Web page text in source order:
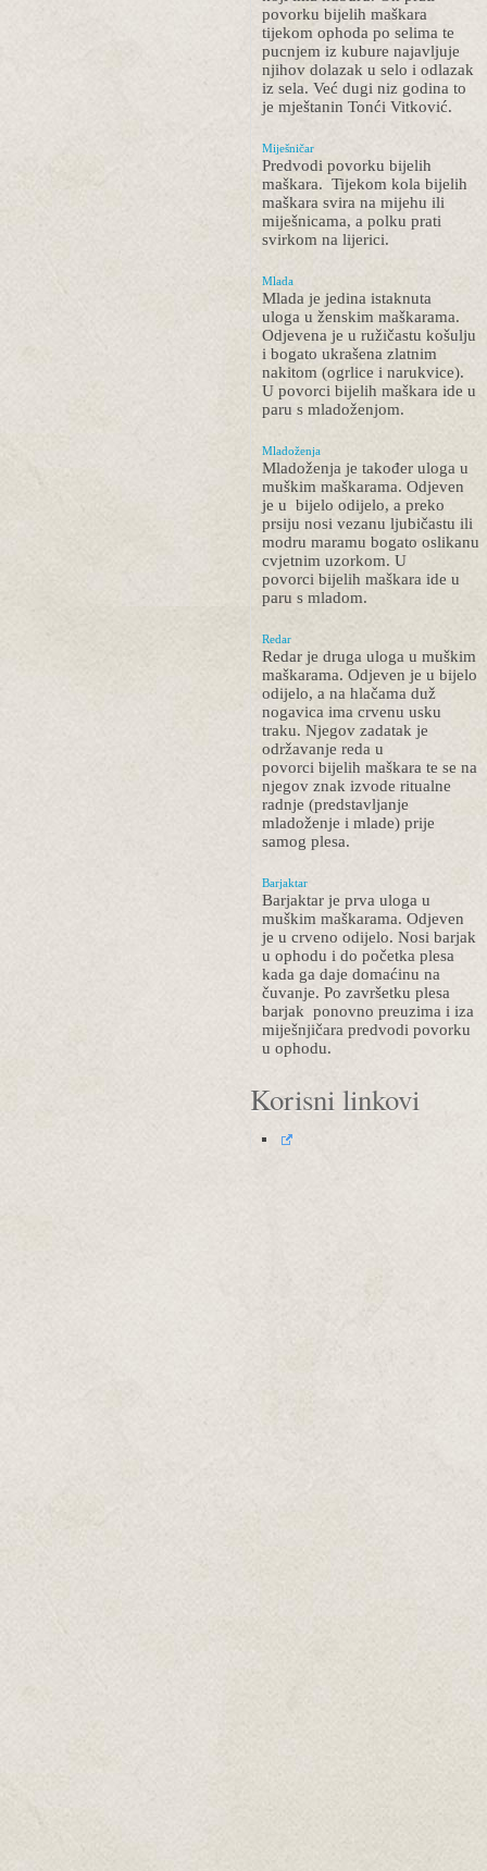
povorku bijelih maškara
tijekom ophoda po selima te
pucnjem iz kubure najavljuje
njihov dolazak u selo i odlazak
iz sela. Već dugi niz godina to
je mještanin Tonći Vitković.
Miješničar
Predvodi povorku bijelih
maškara. Tijekom kola bijelih
maškara svira na mijehu ili
miješnicama, a polku prati
svirkom na lijerici.
Mlada
Mlada je jedina istaknuta
uloga u ženskim maškarama.
Odjevena je u ružičastu košulju
i bogato ukrašena zlatnim
nakitom (ogrlice i narukvice).
U povorci bijelih maškara ide u
paru s mladoženjom.
Mladoženja
Mladoženja je također uloga u
muškim maškarama. Odjeven
je u bijelo odijelo, a preko
prsiju nosi vezanu ljubičastu ili
modru maramu bogato oslikanu
cvjetnim uzorkom. U
povorci bijelih maškara ide u
paru s mladom.
Redar
Redar je druga uloga u muškim
maškarama. Odjeven je u bijelo
odijelo, a na hlačama duž
nogavica ima crvenu usku
traku. Njegov zadatak je
održavanje reda u
povorci bijelih maškara te se na
njegov znak izvode ritualne
radnje (predstavljanje
mladoženje i mlade) prije
samog plesa.
Barjaktar
Barjaktar je prva uloga u
muškim maškarama. Odjeven
je u crveno odijelo. Nosi barjak
u ophodu i do početka plesa
kada ga daje domaćinu na
čuvanje. Po završetku plesa
barjak ponovno preuzima i iza
miješnjičara predvodi povorku
u ophodu.
Korisni linkovi